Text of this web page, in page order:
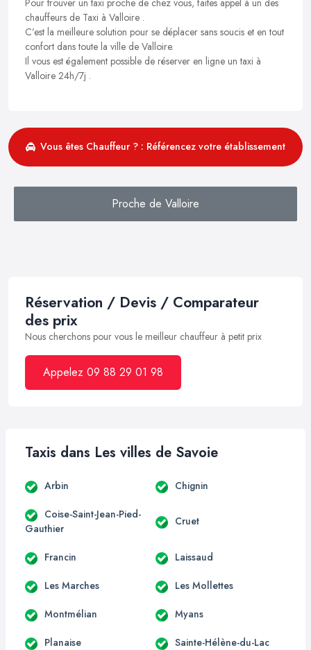
chauffeurs de Taxi à Valloire .
C’est la meilleure solution pour se déplacer sans soucis et en tout
confort dans toute la ville de Valloire.
Il vous est également possible de réserver en ligne un taxi à
Valloire 24h/7j .
Vous êtes Chauffeur ? : Référencez votre établissement
Proche de Valloire
Réservation / Devis / Comparateur
des prix
Nous cherchons pour vous le meilleur chauffeur à petit prix
Appelez 09 88 29 01 98
Taxis dans Les villes de Savoie
Arbin Chignin
Coise-Saint-Jean-Pied-
Gauthier
Cruet
Francin Laissaud
Les Marches Les Mollettes
Montmélian Myans
Planaise Sainte-Hélène-du-Lac